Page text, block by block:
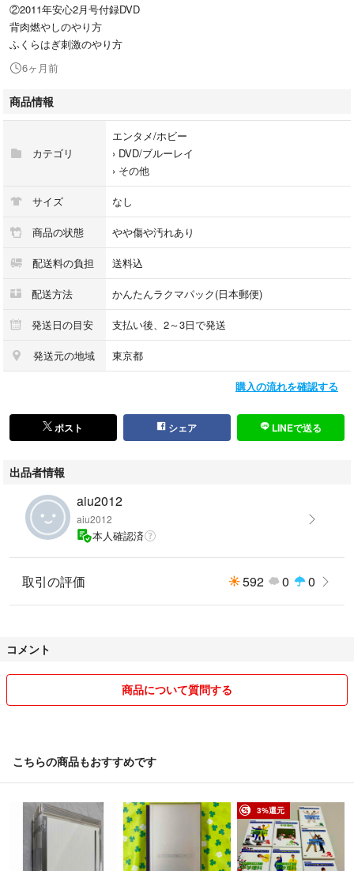
②2011年安心2月号付録DVD
背肉燃やしのやり方
ふくらはぎ刺激のやり方
6ヶ月前
商品情報
カテゴリ
エンタメ/ホビー
› DVD/ブルーレイ
› その他
サイズ なし
商品の状態 やや傷や汚れあり
配送料の負担 送料込
配送方法 かんたんラクマパック(日本郵便)
発送日の目安 支払い後、2～3日で発送
発送元の地域 東京都
購入の流れを確認する
ポスト シェア LINEで送る
出品者情報
aiu2012
aiu2012
本人確認済
取引の評価 592 0 0
コメント
商品について質問する
こちらの商品もおすすめです
3%還元